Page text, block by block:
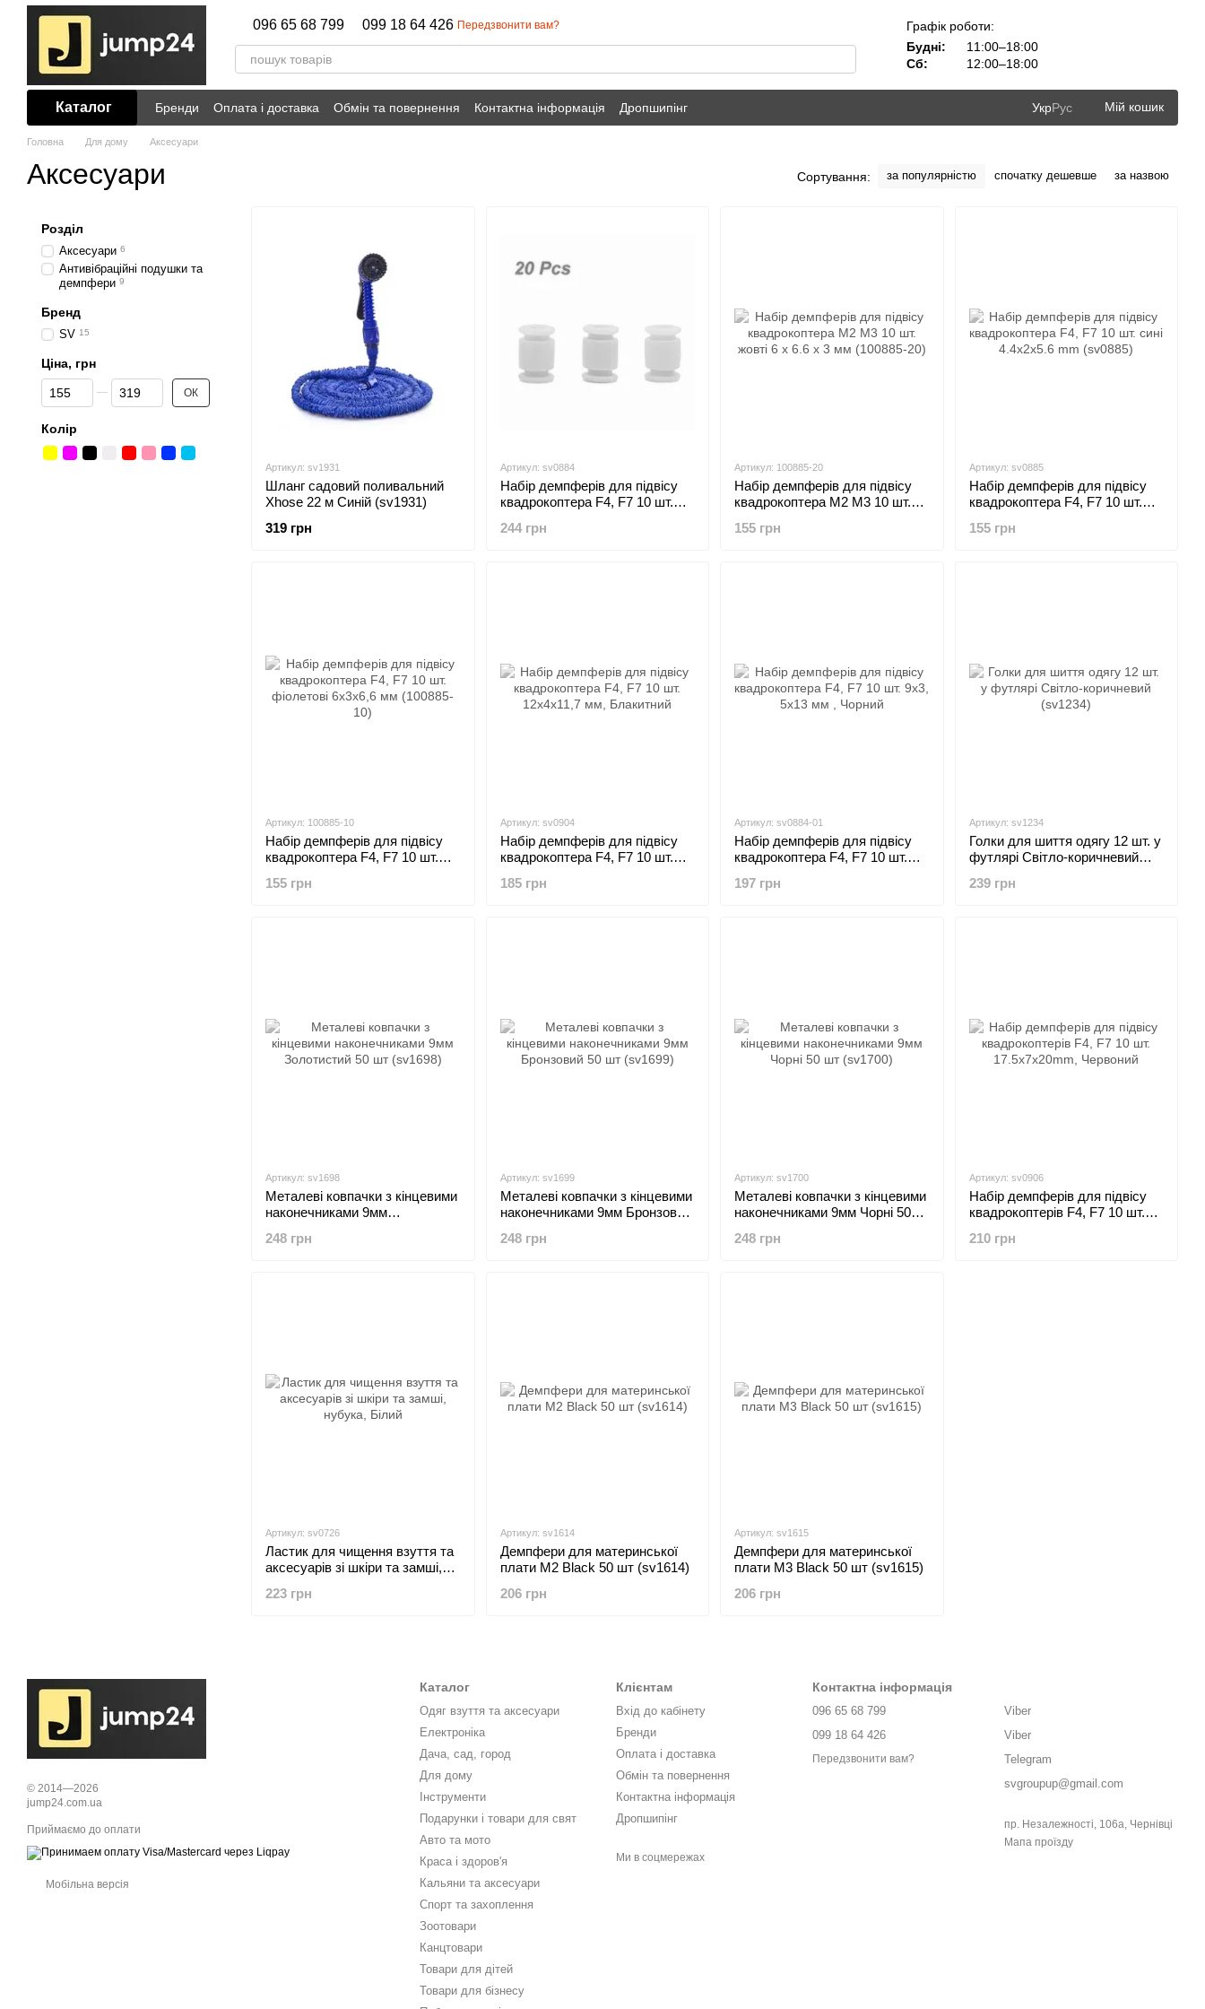
Перейти до основного контенту
096 65 68 799 099 18 64 426 Передзвонити вам?
Графік роботи:
Будні:
11:00–18:00
Сб:
12:00–18:00
Каталог Бренди Оплата і доставка Обмін та повернення Контактна інформація Дропшипінг УкрРус Мій кошик
Головна Для дому Аксесуари
Аксесуари Сортування: за популярністю спочатку дешевше за назвою
Артикул: sv1931
Шланг садовий поливальний
Xhose 22 м Синій (sv1931)
319 грн
Артикул: sv0884
Набір демпферів для підвісу
квадрокоптера F4, F7 10 шт.
244 грн
Артикул: 100885-20
Набір демпферів для підвісу
квадрокоптера M2 M3 10 шт.
155 грн
Артикул: sv0885
Набір демпферів для підвісу
квадрокоптера F4, F7 10 шт.
155 грн
Артикул: 100885-10
Набір демпферів для підвісу
квадрокоптера F4, F7 10 шт.
10)
155 грн
Артикул: sv0904
Набір демпферів для підвісу
квадрокоптера F4, F7 10 шт.
185 грн
Артикул: sv0884-01
Набір демпферів для підвісу
квадрокоптера F4, F7 10 шт.
197 грн
Артикул: sv1234
Голки для шиття одягу 12 шт. у
футлярі Світло-коричневий
239 грн
Артикул: sv1698
Металеві ковпачки з кінцевими
наконечниками 9мм
248 грн
Артикул: sv1699
Металеві ковпачки з кінцевими
наконечниками 9мм Бронзовий
248 грн
Артикул: sv1700
Металеві ковпачки з кінцевими
наконечниками 9мм Чорні 50
248 грн
Артикул: sv0906
Набір демпферів для підвісу
квадрокоптерів F4, F7 10 шт.
210 грн
Артикул: sv0726
Ластик для чищення взуття та
аксесуарів зі шкіри та замші,
223 грн
Артикул: sv1614
Демпфери для материнської
плати M2 Black 50 шт (sv1614)
206 грн
Артикул: sv1615
Демпфери для материнської
плати M3 Black 50 шт (sv1615)
206 грн
Розділ
Аксесуари 6
Антивібраційні подушки та
демпфери 9
Бренд
SV 15
Ціна, грн
Від Ціна, грн
До Ціна, грн ОК
Колір
© 2014—2026
jump24.com.ua
Приймаємо до оплати
Мобільна версія
Каталог
Одяг взуття та аксесуари
Електронiка
Дача, сад, город
Для дому
Інструменти
Подарунки і товари для свят
Авто та мото
Краса і здоров'я
Кальяни та аксесуари
Спорт та захоплення
Зоотовари
Канцтовари
Товари для дітей
Товари для бізнесу
Клієнтам
Вхід до кабінету
Бренди
Оплата і доставка
Обмін та повернення
Контактна інформація
Дропшипінг
Ми в соцмережах
Контактна інформація
096 65 68 799
099 18 64 426
Передзвонити вам?
Viber
Viber
Telegram
svgroupup@gmail.com
пр. Незалежності, 106а, Чернівці
Мапа проїзду